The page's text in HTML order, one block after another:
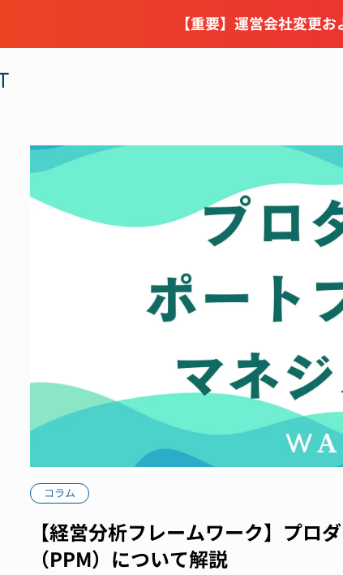
【重要】運営会社変更
コラム
【経営分析フレームワーク】プロ
（PPM）について解説